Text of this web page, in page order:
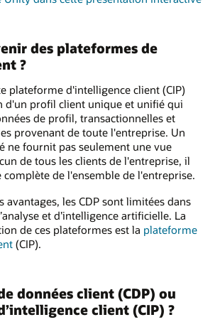
des plateformes de
?
plateforme d'intelligence client (CIP)
d'un profil client unique et unifié qui
de profil, transactionnelles et
provenant de toute l'entreprise. Un
ne fournit pas seulement une vue
de tous les clients de l'entreprise, il
complète de l'ensemble de l'entreprise.
avantages, les CDP sont limitées dans
et d’intelligence artificielle. La
de ces plateformes est la plateforme
(CIP).
données client (CDP) ou
client (CIP) ?